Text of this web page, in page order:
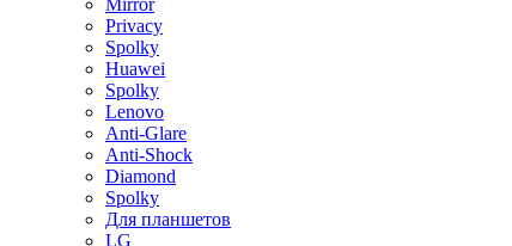
Mirror
Privacy
Spolky
Huawei
Spolky
Lenovo
Anti-Glare
Anti-Shock
Diamond
Spolky
Для планшетов
LG